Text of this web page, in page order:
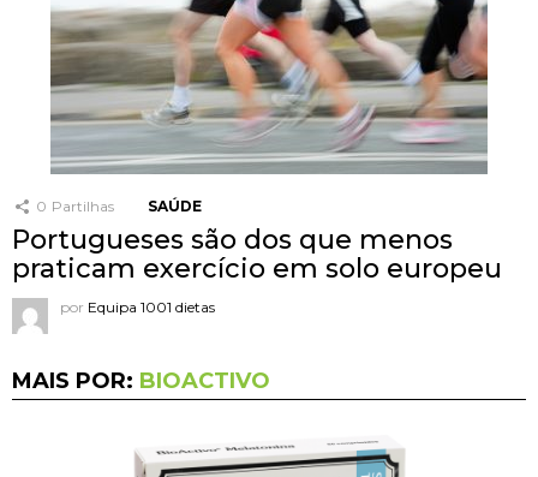
0 Partilhas SAÚDE
Portugueses são dos que menos
praticam exercício em solo europeu
por Equipa 1001 dietas
MAIS POR: BIOACTIVO